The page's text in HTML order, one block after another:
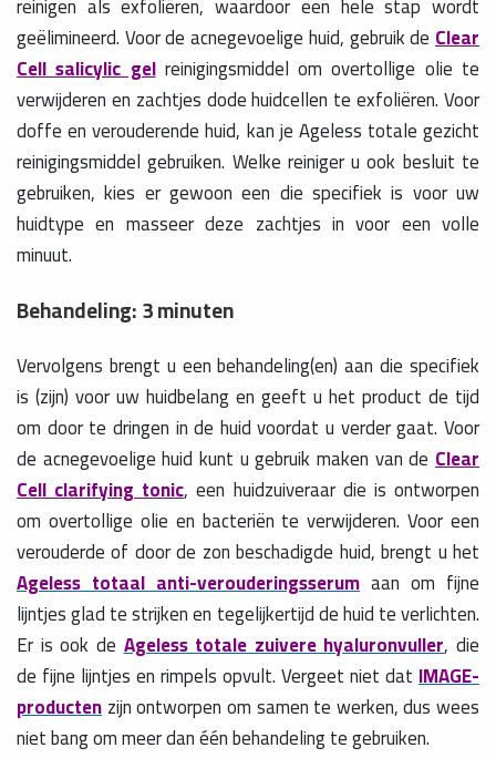
geëlimineerd. Voor de acnegevoelige huid, gebruik deClear
Cell salicylic gel reinigingsmiddel om overtollige olie te
verwijderen en zachtjes dode huidcellen te exfoliëren. Voor
doffe en verouderende huid, kan je Ageless totale gezicht
reinigingsmiddel gebruiken. Welke reiniger u ook besluit te
gebruiken, kies er gewoon een die specifiek is voor uw
huidtype en masseer deze zachtjes in voor een volle
minuut.
Behandeling: 3 minuten
Vervolgens brengt u een behandeling(en) aan die specifiek
is (zijn) voor uw huidbelang en geeft u het product de tijd
om door te dringen in de huid voordat u verder gaat. Voor
de acnegevoelige huid kunt u gebruik maken van de Clear
Cell clarifying tonic, een huidzuiveraar die is ontworpen
om overtollige olie en bacteriën te verwijderen. Voor een
verouderde of door de zon beschadigde huid, brengt u het
Ageless totaal anti-verouderingsserum aan om fijne
lijntjes glad te strijken en tegelijkertijd de huid te verlichten.
Er is ook deAgeless totale zuivere hyaluronvuller, die
de fijne lijntjes en rimpels opvult. Vergeet niet datIMAGE-
productenzijn ontworpen om samen te werken, dus wees
niet bang om meer dan één behandeling te gebruiken.